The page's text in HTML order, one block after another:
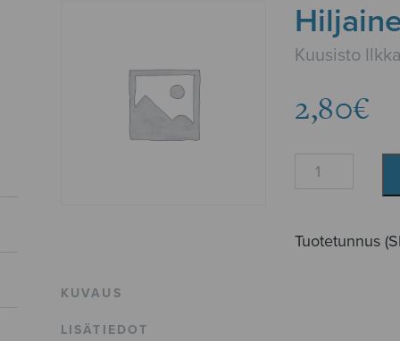
Kuusisto Ilkka
2,80€
Hiljainen
määrä
Tuotetunnus
KUVAUS
LISÄTIEDOT